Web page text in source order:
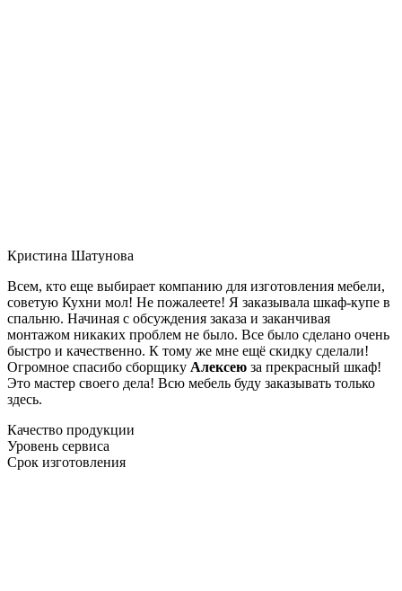
Кристина Шатунова
Всем, кто еще выбирает компанию для изготовления мебели,
советую Кухни мол! Не пожалеете! Я заказывала шкаф-купе в
спальню. Начиная с обсуждения заказа и заканчивая
монтажом никаких проблем не было. Все было сделано очень
быстро и качественно. К тому же мне ещё скидку сделали!
Огромное спасибо сборщику Алексею за прекрасный шкаф!
Это мастер своего дела! Всю мебель буду заказывать только
здесь.
Качество продукции
Уровень сервиса
Срок изготовления